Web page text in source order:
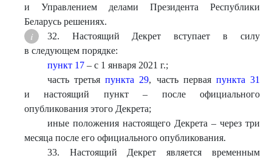
и Управлением делами Президента Республики
Беларусь решениях.
32. Настоящий Декрет вступает в силу
в следующем порядке:
пункт 17– с 1 января 2021 г.;
часть третьяпункта 29, часть первая пункта 31
и настоящий пункт – после официального
опубликования этого Декрета;
иные положения настоящего Декрета – через три
месяца после его официального опубликования.
33. Настоящий Декрет является временным